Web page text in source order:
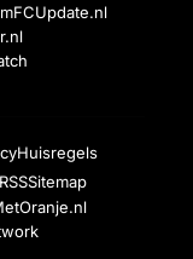
FCUpdate.nl
Huisregels
RSSSitemap